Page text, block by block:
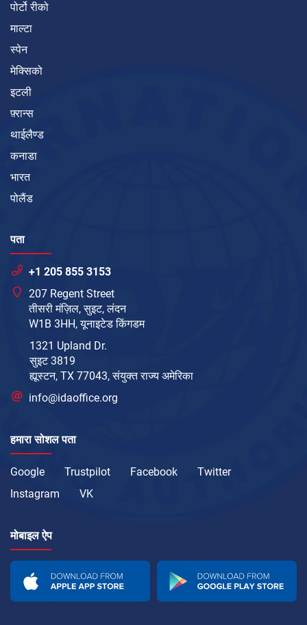
पोर्टो रीको
माल्टा
स्पेन
मेक्सिको
इटली
फ़्रान्स
थाईलैण्ड
कनाडा
भारत
पोलैंड
पता
+1 205 855 3153
207 Regent Street
तीसरी मंज़िल, सुइट, लंदन
W1B 3HH, यूनाइटेड किंगडम
1321 Upland Dr.
सुइट 3819
ह्यूस्टन, TX 77043, संयुक्त राज्य अमेरिका
info@idaoffice.org
हमारा सोशल पता
Google Trustpilot Facebook
Twitter
Instagram
VK
मोबाइल ऐप